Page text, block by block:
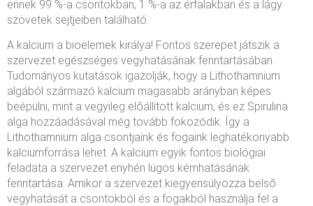
ennek 99 %-a csontokban, 1 %-a az érfalakban és a lágy
szövetek sejtjeiben található.
A kalcium a bioelemek királya! Fontos szerepet játszik a
szervezet egészséges vegyhatásának fenntartásában.
Tudományos kutatások igazolják, hogy a Lithothamnium
algából származó kalcium magasabb arányban képes
beépülni, mint a vegyileg előállított kalcium, és ez Spirulina
alga hozzáadásával még tovább fokozódik. Így a
Lithothamnium alga csontjaink és fogaink leghatékonyabb
kalciumforrása lehet. A kalcium egyik fontos biológiai
feladata a szervezet enyhén lúgos kémhatásának
fenntartása. Amikor a szervezet kiegyensúlyozza belső
vegyhatását a csontokból és a fogakból használja fel a